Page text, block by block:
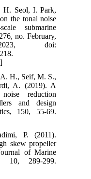
Seol, I. Park,
the tonal noise
submarine
no. February,
doi:
]
H., Seif, M. S.,
A. (2019). A
reduction
and design
150, 55-69.
P. (2011).
skew propeller
of Marine
10, 289-299.